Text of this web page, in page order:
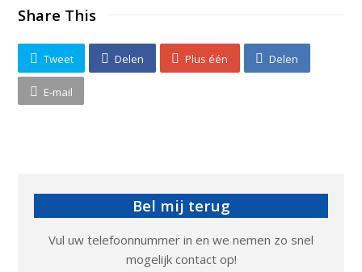
Share This
Tweet Delen Plus één Delen
E-mail
Bel mij terug
Vul uw telefoonnummer in en we nemen zo snel
mogelijk contact op!